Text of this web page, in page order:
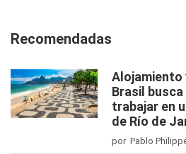
Recomendadas
Alojamiento
Brasil
trabajar en
de Río de
por Pablo